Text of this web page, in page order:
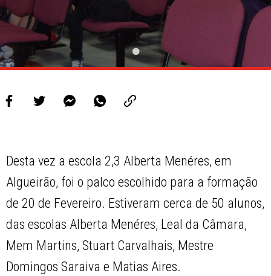
Desta vez a escola 2,3 Alberta Menéres, em
Algueirão, foi o palco escolhido para a formação
de 20 de Fevereiro. Estiveram cerca de 50 alunos,
das escolas Alberta Menéres, Leal da Câmara,
Mem Martins, Stuart Carvalhais, Mestre
Domingos Saraiva e Matias Aires.